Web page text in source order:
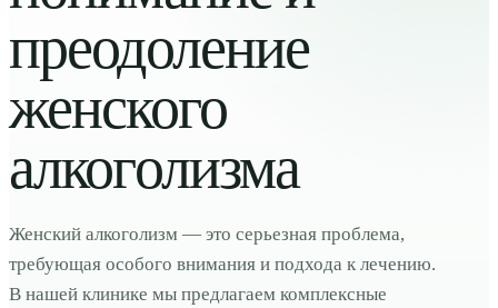
преодоление
женского
алкоголизма
Женский алкоголизм — это серьезная проблема,
требующая особого внимания и подхода к лечению.
В нашей клинике мы предлагаем комплексные